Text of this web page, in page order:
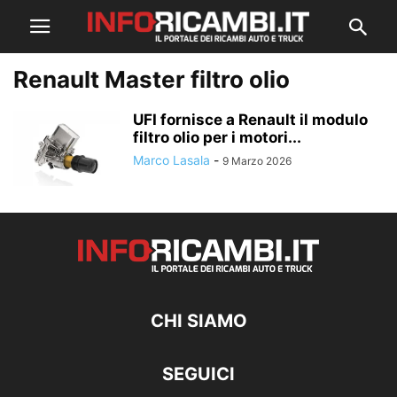
Renault Master filtro olio
UFI fornisce a Renault il modulo
filtro olio per i motori...
Marco Lasala - 9 Marzo 2026
CHI SIAMO
SEGUICI